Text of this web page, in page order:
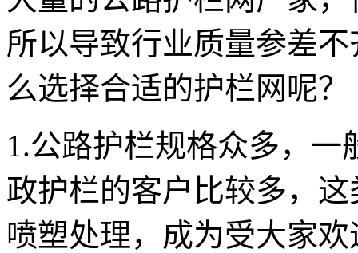
所以导致行业质量参差
么选择合适的护栏网呢？
1.公路护栏规格众多，
政护栏的客户比较多，
喷塑处理，成为受大家